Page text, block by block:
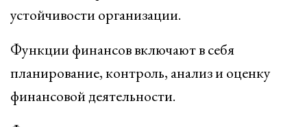
устойчивости организации.
Функции финансов включают в себя
планирование, контроль, анализ и оценку
финансовой деятельности.